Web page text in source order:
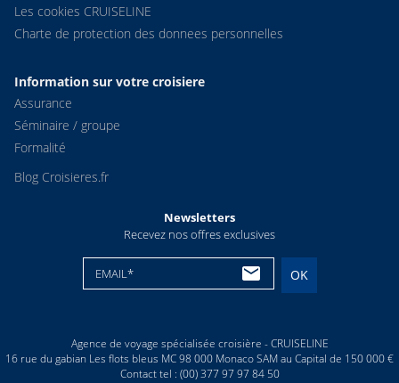
Les cookies CRUISELINE
Charte de protection des donnees personnelles
Information sur votre croisiere
Assurance
Séminaire / groupe
Formalité
Blog Croisieres.fr
Newsletters
Recevez nos offres exclusives
EMAIL* OK
Agence de voyage spécialisée croisière - CRUISELINE
16 rue du gabian Les flots bleus MC 98 000 Monaco SAM au Capital de 150 000 €
Contact tel : (00) 377 97 97 84 50